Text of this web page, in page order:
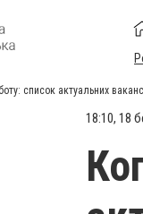
список актуальних
18:10, 18